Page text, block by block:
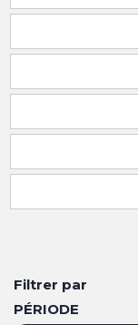
Filtrer par
PÉRIODE